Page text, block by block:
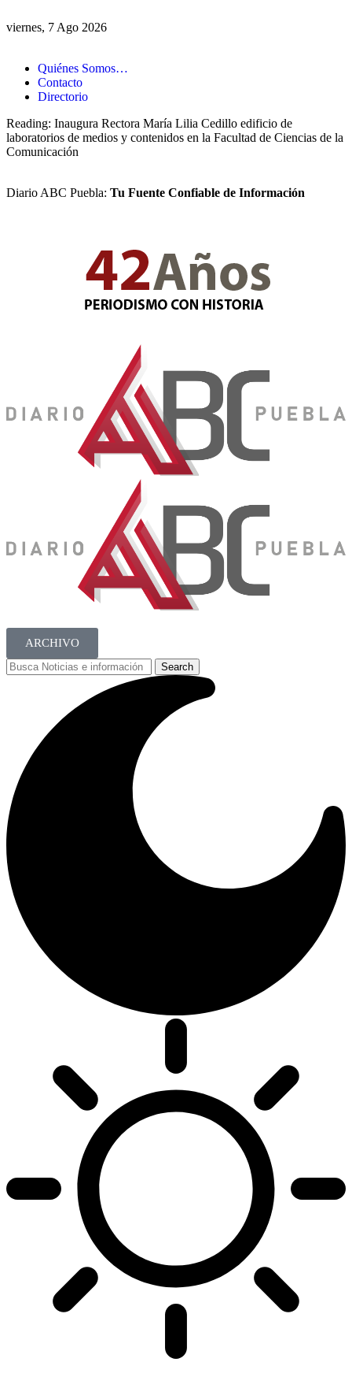
viernes, 7 Ago 2026
Quiénes Somos…
Contacto
Directorio
Reading: Inaugura Rectora María Lilia Cedillo edificio de
laboratorios de medios y contenidos en la Facultad de Ciencias de la
Comunicación
Diario ABC Puebla: Tu Fuente Confiable de Información
ARCHIVO